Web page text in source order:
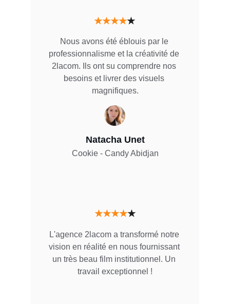
L'agence 2lacom a transformé notre
vision en réalité en nous fournissant
un très beau film institutionnel. Un
travail exceptionnel !
Nous avons été éblouis par le
professionnalisme et la créativité de
2lacom. Ils ont su comprendre nos
besoins et livrer des visuels
magnifiques.
Natacha Unet
Cookie - Candy Abidjan
★★★★★
★★★★★